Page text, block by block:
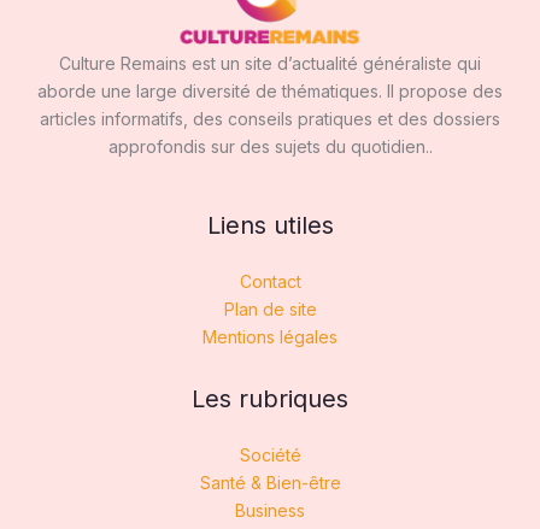
Culture Remains est un site d’actualité généraliste qui
aborde une large diversité de thématiques. Il propose des
articles informatifs, des conseils pratiques et des dossiers
approfondis sur des sujets du quotidien..
Liens utiles
Contact
Plan de site
Mentions légales
Les rubriques
Société
Santé & Bien-être
Business